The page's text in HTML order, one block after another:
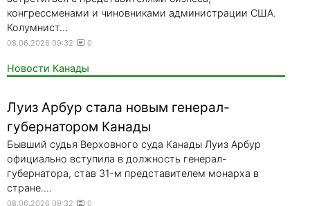
конгрессменами и чиновниками администрации США.
Колумнист...
08.06.2026 09:32 0
Новости Канады
Луиз Арбур стала новым генерал-
губернатором Канады
Бывший судья Верховного суда Канады Луиз Арбур
официально вступила в должность генерал-
губернатора, став 31-м представителем монарха в
стране....
08.06.2026 09:32 0